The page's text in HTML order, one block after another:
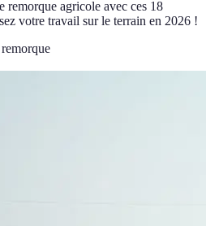
agricole avec ces 18
votre travail sur le terrain en 2026 !